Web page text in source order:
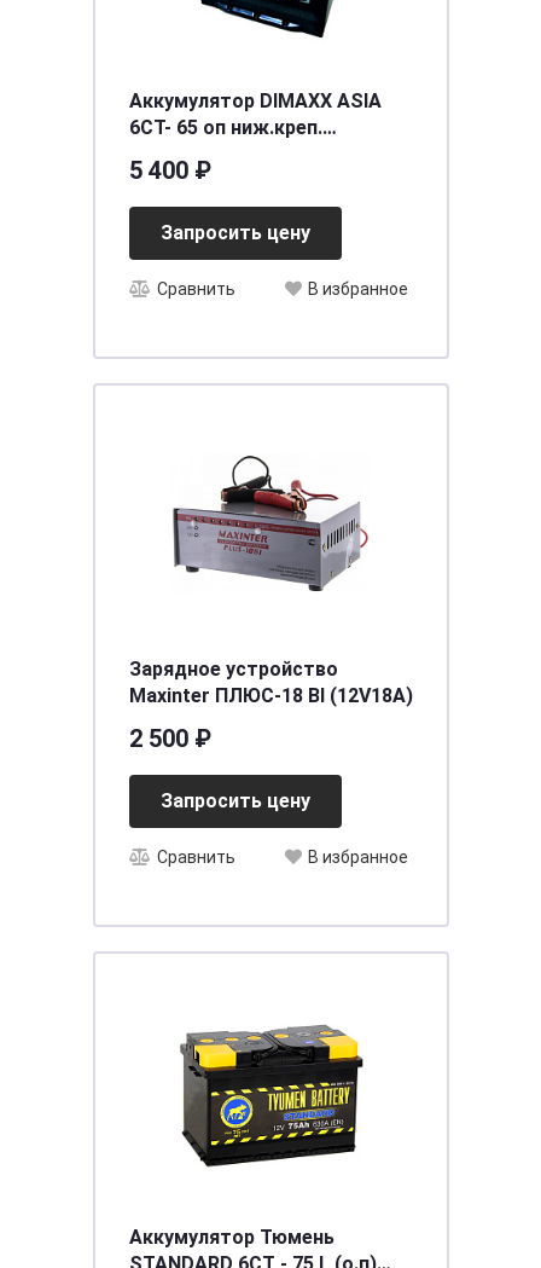
Аккумулятор DIMAXX ASIA
6СТ- 65 оп ниж.креп.
[д230ш172в200(220)/600]
[D23_]
5 400 ₽
Запросить цену
Сравнить В избранное
Зарядное устройство
Мaxinter ПЛЮС-18 BI (12V18A)
2 500 ₽
Запросить цену
Сравнить В избранное
Аккумулятор Тюмень